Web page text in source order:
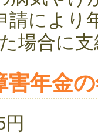
請により
場合に
年金